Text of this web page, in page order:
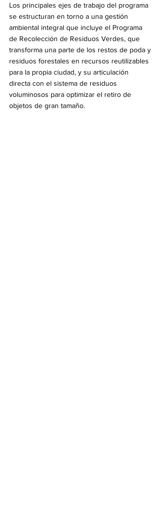
Los principales ejes de trabajo del programa
se estructuran en torno a una gestión
ambiental integral que incluye el Programa
de Recolección de Residuos Verdes, que
transforma una parte de los restos de poda y
residuos forestales en recursos reutilizables
para la propia ciudad, y su articulación
directa con el sistema de residuos
voluminosos para optimizar el retiro de
objetos de gran tamaño.